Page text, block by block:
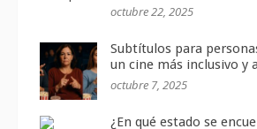
octubre 22, 2025
Subtítulos para
un cine más inclusivo y
octubre 7, 2025
¿En qué estado se